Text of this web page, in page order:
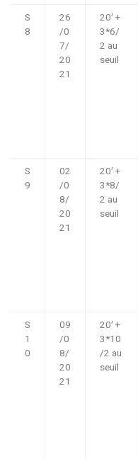
S
8
26
/0
7/
20
21
20′ +
3*6/
2 au
seuil
S
9
02
/0
8/
20
21
20′ +
3*8/
2 au
seuil
S
1
0
09
/0
8/
20
21
20′ +
3*10
/2 au
seuil